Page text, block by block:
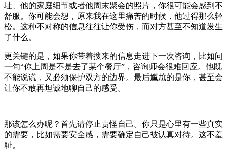
址、他的家庭细节或者他周末聚会的照片，你很可能会感到不
舒服。你可能会想，原来我在这里痛苦的时候，他过得那么轻
松。这种不对称的信息往往让你受伤，而对方甚至不知道发生
了什么。
更关键的是，如果你带着搜来的信息走进下一次咨询，比如问
一句“你上周是不是去了某个餐厅”，咨询师会很难回应。他既
不能说谎，又必须保护双方的边界。最后尴尬的是你，甚至会
让你不敢再坦诚地聊自己的感受。
那该怎么办呢？首先请停止责怪自己。你只是心里有一些真实
的需要，比如需要安全感，需要确定自己被认真对待。这不羞
耻。